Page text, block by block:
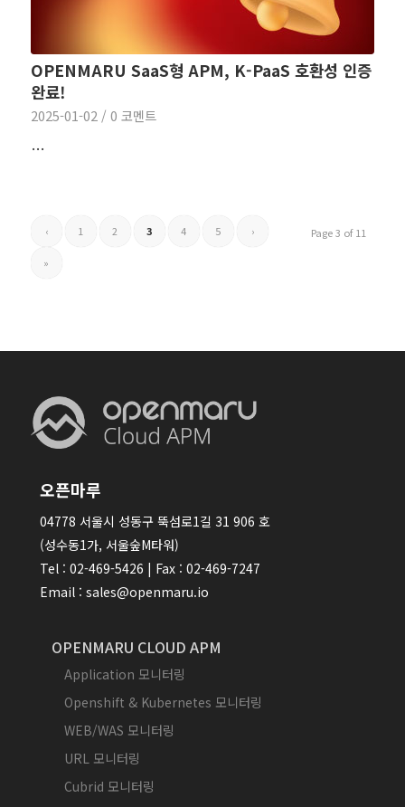
OPENMARU SaaS형 APM, K-PaaS 호환성 인증
완료!
2025-01-02 / 0 코멘트
…
Page 3 of 11
‹ 1 2 3 4 5 ›
»
오픈마루
04778 서울시 성동구 뚝섬로1길 31 906 호
(성수동1가, 서울숲M타워)
Tel : 02-469-5426 | Fax : 02-469-7247
Email : sales@openmaru.io
OPENMARU CLOUD APM
Application 모니터링
Openshift & Kubernetes 모니터링
WEB/WAS 모니터링
URL 모니터링
Cubrid 모니터링